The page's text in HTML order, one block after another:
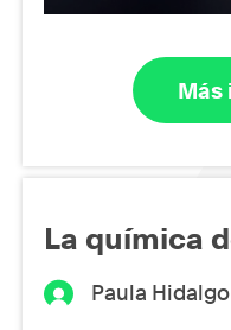
Más
La química
Paula